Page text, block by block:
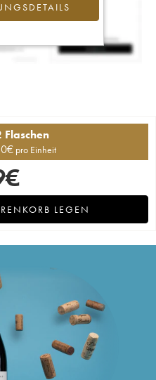
€ pro Einheit
€
LEGEN